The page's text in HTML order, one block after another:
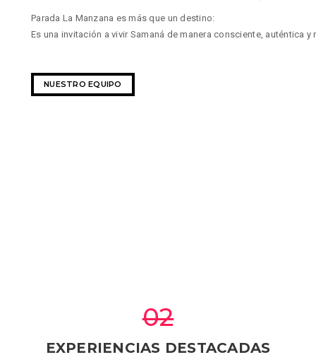
Parada La Manzana es más que un destino:
Es una invitación a vivir Samaná de manera consciente, auténtica y
NUESTRO EQUIPO
02
EXPERIENCIAS DESTACADAS